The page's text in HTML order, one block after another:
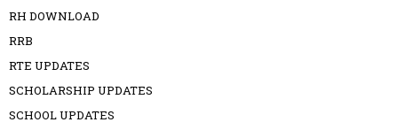
RH DOWNLOAD
RRB
RTE UPDATES
SCHOLARSHIP UPDATES
SCHOOL UPDATES